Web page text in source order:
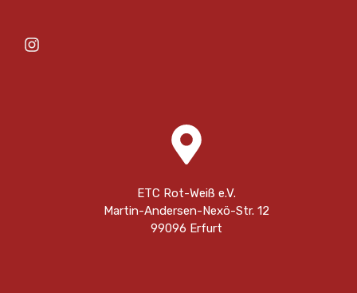
ETC Rot-Weiß e.V.
Martin-Andersen-Nexö-Str. 12
99096 Erfurt